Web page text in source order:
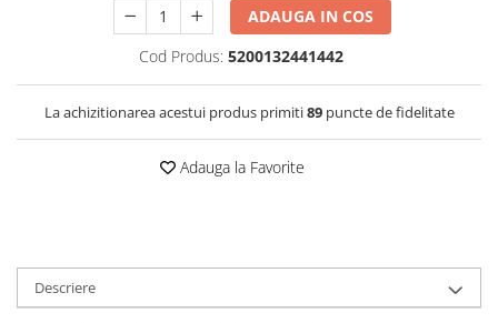
ADAUGA IN COS
Cod Produs: 5200132441442
La achizitionarea acestui produs primiti89puncte de fidelitate
Adauga la Favorite
Descriere